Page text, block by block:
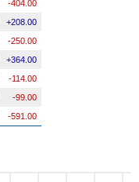
-404.00
208.00
-250.00
364.00
-114.00
-99.00
-591.00